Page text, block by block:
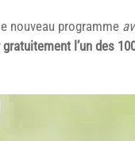
nouveau programme
l’un des